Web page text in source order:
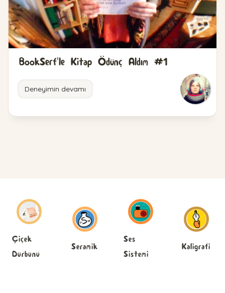
BookSerf'le Kitap Ödünç Aldım #1
Deneyimin devamı
Çiçek
Dürbünü
Seramik
Ses
Sistemi
Kaligrafi